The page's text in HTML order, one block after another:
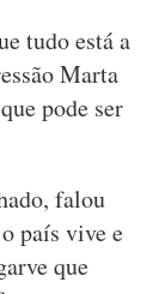
tudo está a
Marta
pode ser
falou
país vive e
que